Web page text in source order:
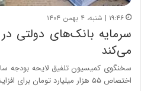
۱۹:۴۶ | شنبه، ۴ بهمن ۱۴۰۴
سرمایه بانک‌های دولتی
می‌کند
اختصاص ۵۵ هزار میلیارد تومان برای افزایش سرمایه…